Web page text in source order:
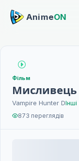
AnimeON
Фільм
Мисливець
Vampire Hunter D
873 переглядів